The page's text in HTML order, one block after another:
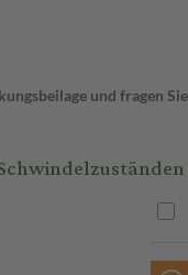
und fragen